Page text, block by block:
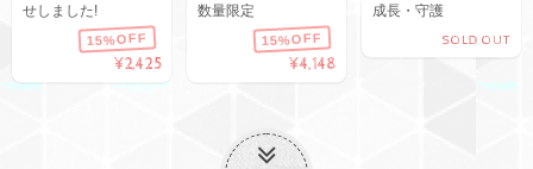
せしました!
15%OFF
¥2,425
数量限定
15%OFF
¥4,148
成長・守護
SOLD OUT